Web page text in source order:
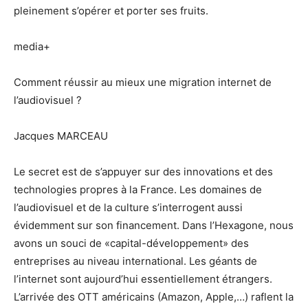
pleinement s’opérer et porter ses fruits.
media+
Comment réussir au mieux une migration internet de
l’audiovisuel ?
Jacques MARCEAU
Le secret est de s’appuyer sur des innovations et des
technologies propres à la France. Les domaines de
l’audiovisuel et de la culture s’interrogent aussi
évidemment sur son financement. Dans l’Hexagone, nous
avons un souci de «capital-développement» des
entreprises au niveau international. Les géants de
l’internet sont aujourd’hui essentiellement étrangers.
L’arrivée des OTT américains (Amazon, Apple,…) raflent la